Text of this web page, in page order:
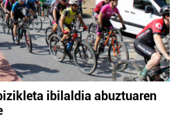
ibilaldia abuztuaren